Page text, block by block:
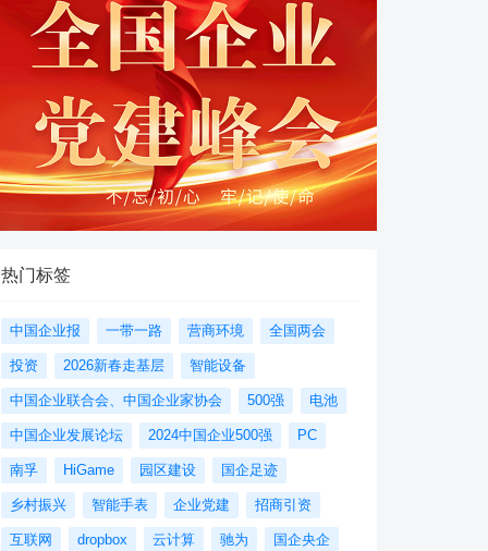
热门标签
中国企业报 一带一路 营商环境 全国两会
投资 2026新春走基层 智能设备
中国企业联合会、中国企业家协会 500强 电池
中国企业发展论坛 2024中国企业500强 PC
南孚 HiGame 园区建设 国企足迹
乡村振兴 智能手表 企业党建 招商引资
互联网 dropbox 云计算 驰为 国企央企